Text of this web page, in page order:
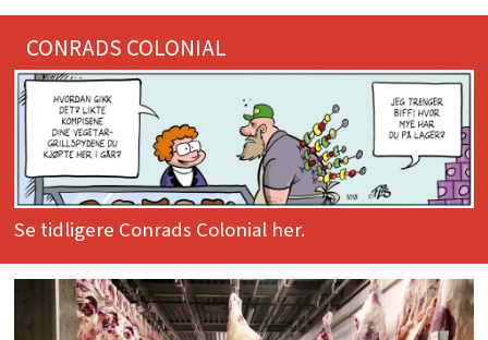
CONRADS COLONIAL
Se tidligere Conrads Colonial her.